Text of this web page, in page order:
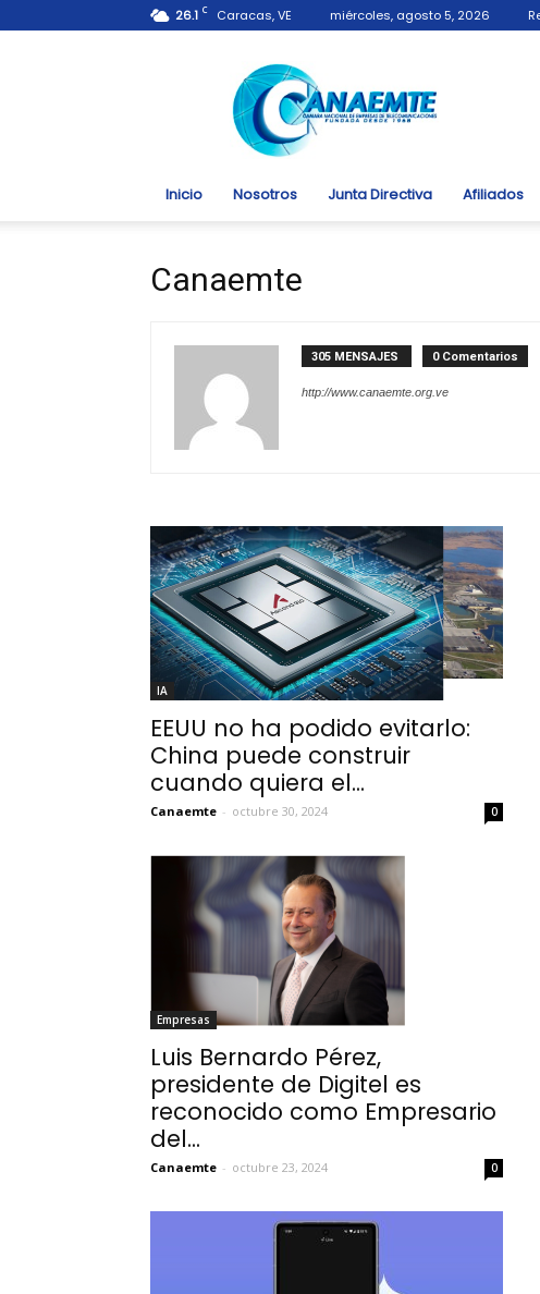
26.1 C Caracas, VE miércoles, agosto 5, 2026
Canaemte.org.ve
Inicio Nosotros Junta Directiva Afiliados
Canaemte
305 MENSAJES 0 Comentarios
http://www.canaemte.org.ve
IA
EEUU no ha podido evitarlo:
China puede construir
cuando quiera el...
Canaemte - octubre 30, 2024 0
Empresas
Luis Bernardo Pérez,
presidente de Digitel es
reconocido como Empresario
del...
Canaemte - octubre 23, 2024 0